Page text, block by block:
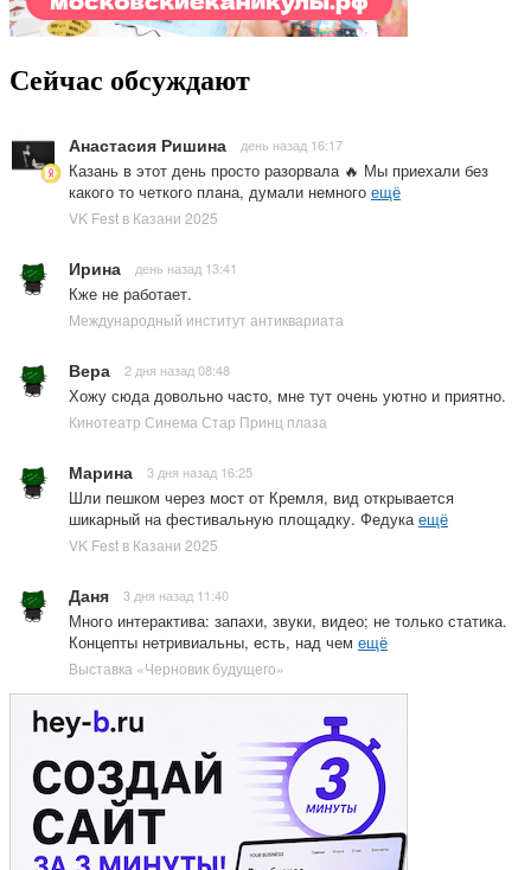
Сейчас обсуждают
Анастасия Ришина день назад 16:17
Казань в этот день просто разорвала 🔥 Мы приехали без
какого то четкого плана, думали немного ещё
VK Fest в Казани 2025
Ирина день назад 13:41
Кже не работает.
Международный институт антиквариата
Вера 2 дня назад 08:48
Хожу сюда довольно часто, мне тут очень уютно и приятно.
Кинотеатр Синема Стар Принц плаза
Марина 3 дня назад 16:25
Шли пешком через мост от Кремля, вид открывается
шикарный на фестивальную площадку. Федукаещё
VK Fest в Казани 2025
Даня 3 дня назад 11:40
Много интерактива: запахи, звуки, видео; не только статика.
Концепты нетривиальны, есть, над чем ещё
Выставка «Черновик будущего»